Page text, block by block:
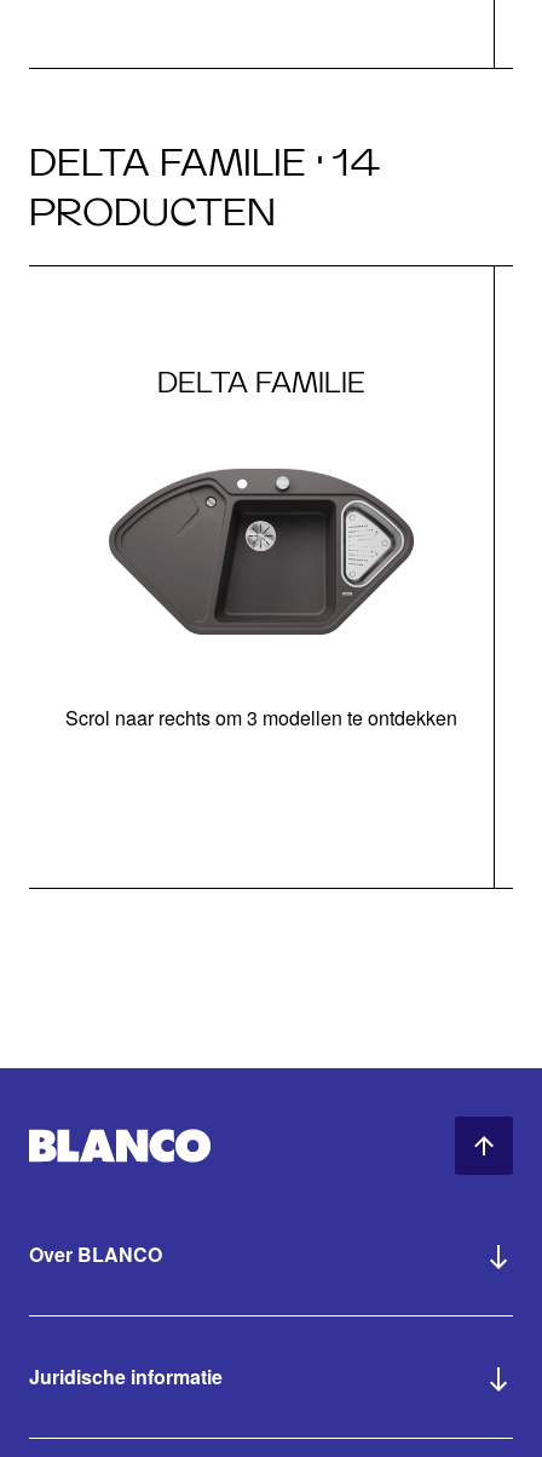
DELTA FAMILIE · 14
PRODUCTEN
DELTA FAMILIE
Scrol naar rechts om 3 modellen te ontdekken
Over BLANCO
Juridische informatie